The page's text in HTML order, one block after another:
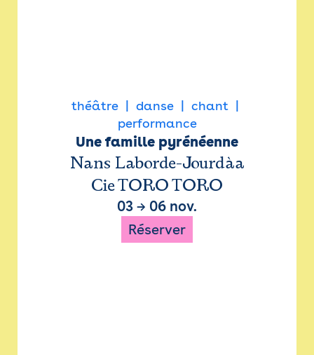
théâtre danse
chant
performance
Une famille pyrénéenne
Nans Laborde-Jourdàa
Cie TORO TORO
03 → 06 nov.
Réserver